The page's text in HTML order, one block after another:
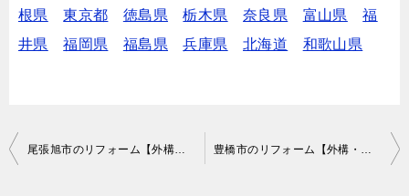
根県
東京都 徳島県 栃木県 奈良県 富山県
福
井県
福岡県 福島県 兵庫県 北海道 和歌山県
投
尾張旭市のリフォーム【外構・リノベーションなど】で費用が安いおすすめ業者は？口コミ・評判 豊橋市のリフォーム【外構・リノベーションなど】で費用が安いおすすめ業者は？口コミ・評判